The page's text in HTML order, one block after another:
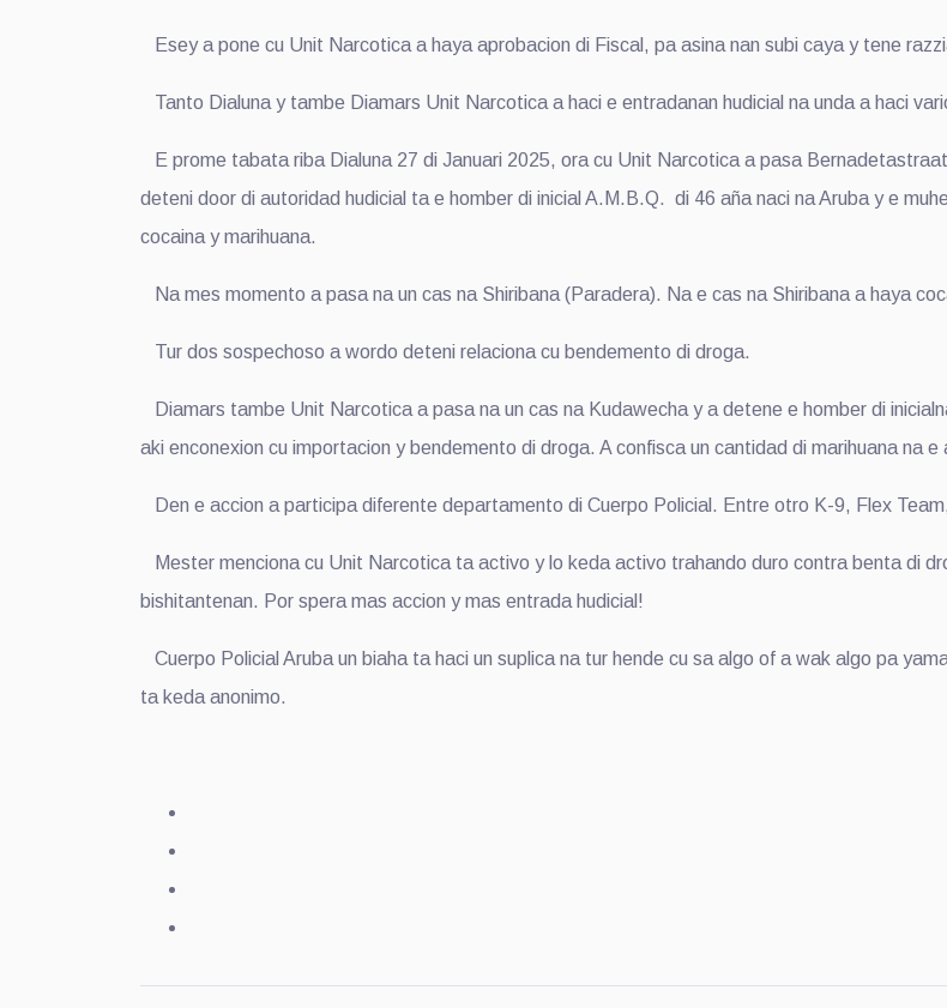
Esey a pone cu Unit Narcotica a haya aprobacion di Fiscal, pa asina nan subi caya y tene
Tanto Dialuna y tambe Diamars Unit Narcotica a haci e entradanan hudicial na unda a haci
E prome tabata riba Dialuna 27 di Januari 2025, ora cu Unit Narcotica a pasa
deteni door di autoridad hudicial ta e homber di inicial A.M.B.Q. di 46 aña naci na Aruba y e
cocaina y marihuana.
Na mes momento a pasa na un cas na Shiribana (Paradera). Na e cas na Shiribana a haya
Tur dos sospechoso a wordo deteni relaciona cu bendemento di droga.
Diamars tambe Unit Narcotica a pasa na un cas na Kudawecha y a detene e homber di
aki enconexion cu importacion y bendemento di droga. A confisca un cantidad di marihuana na
Den e accion a participa diferente departamento di Cuerpo Policial. Entre otro K-9, Flex
Mester menciona cu Unit Narcotica ta activo y lo keda activo trahando duro contra benta di
bishitantenan. Por spera mas accion y mas entrada hudicial!
Cuerpo Policial Aruba un biaha ta haci un suplica na tur hende cu sa algo of a wak algo pa
ta keda anonimo.